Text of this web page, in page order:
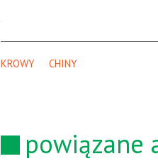
KROWY CHINY
powiązane